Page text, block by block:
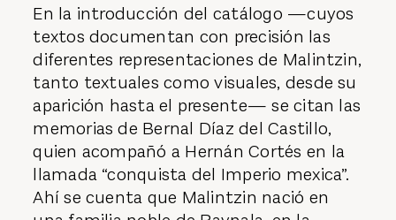
En la introducción del catálogo —cuyos
textos documentan con precisión las
diferentes representaciones de Malintzin,
tanto textuales como visuales, desde su
aparición hasta el presente— se citan las
memorias de Bernal Díaz del Castillo,
quien acompañó a Hernán Cortés en la
llamada “conquista del Imperio mexica”.
Ahí se cuenta que Malintzin nació en